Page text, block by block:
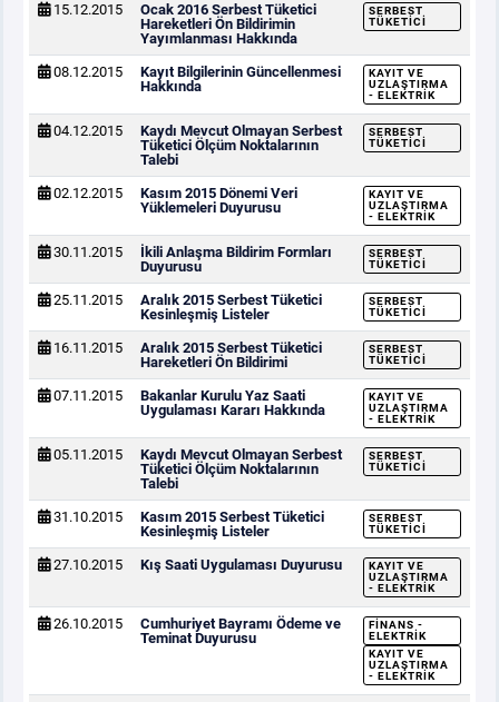
15.12.2015
Ocak 2016 Serbest Tüketici
Hareketleri Ön Bildirimin
Yayımlanması Hakkında
SERBEST
TÜKETICI
08.12.2015
Kayıt Bilgilerinin Güncellenmesi
Hakkında
KAYIT VE
UZLAŞTIRMA
- ELEKTRIK
04.12.2015
Kaydı Mevcut Olmayan Serbest
Tüketici Ölçüm Noktalarının
Talebi
SERBEST
TÜKETICI
02.12.2015
Kasım 2015 Dönemi Veri
Yüklemeleri Duyurusu
KAYIT VE
UZLAŞTIRMA
- ELEKTRIK
30.11.2015
İkili Anlaşma Bildirim Formları
Duyurusu
SERBEST
TÜKETICI
25.11.2015
Aralık 2015 Serbest Tüketici
Kesinleşmiş Listeler
SERBEST
TÜKETICI
16.11.2015
Aralık 2015 Serbest Tüketici
Hareketleri Ön Bildirimi
SERBEST
TÜKETICI
07.11.2015
Bakanlar Kurulu Yaz Saati
Uygulaması Kararı Hakkında
KAYIT VE
UZLAŞTIRMA
- ELEKTRIK
05.11.2015
Kaydı Mevcut Olmayan Serbest
Tüketici Ölçüm Noktalarının
Talebi
SERBEST
TÜKETICI
31.10.2015
Kasım 2015 Serbest Tüketici
Kesinleşmiş Listeler
SERBEST
TÜKETICI
27.10.2015 Kış Saati Uygulaması Duyurusu
KAYIT VE
UZLAŞTIRMA
- ELEKTRIK
26.10.2015
Cumhuriyet Bayramı Ödeme ve
Teminat Duyurusu
FINANS -
ELEKTRIK
KAYIT VE
UZLAŞTIRMA
- ELEKTRIK